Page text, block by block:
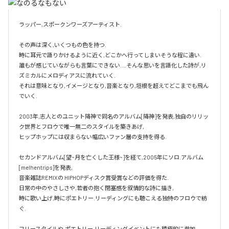
ラッパー,スポークンワーズアーティスト.
その声は深く,いくつもの色を持つ.
時に耳元で語りかけるように近く,どこかへ行ってしまいそうな程に遠い.
誰もが感じていながらも言葉にできない....そんな思いを言語化した詩が,リ
ズミカルにメロディアスに流れていく.
それは意味となり,イメージとなり,音楽となり,垣根を超えてどこまでも飛ん
でいく.
2003年,志人とのユニット降神で同名のアルバム[降神]を発表,独自のリリッ
ク世界とフロウで唯一無二のスタイルを築きあげ,
ヒップホップには収まらない幅広いファン層の支持を得る.
セカンドアルバム[望~月を亡くした王様~]を経て,2005年にソロ.アルバム
[melhentrips]を発表,
音楽雑誌REMIXの HIPHOPディスク賞受賞などの評価を得た.
日常の中のやさしさや,若者の抱く閉塞感を叙情的な詩に描き,
時に歌い上げ,時にポエトリー.リーディングにも聴こえる独特のフロウで紡
ぐ.